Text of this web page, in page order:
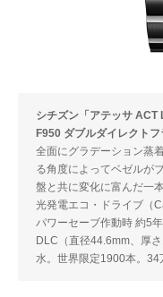
シチズン「アテッサ ACT
F950 ダブルダイレクト
全面にグラデーション蒸
る角度によってベゼルが
盤と共に変化に富んだ一本
光発電エコ・ドライブ（
パワーセーブ作動時 約5
DLC（直径44.6mm、厚
水。世界限定1900本。34